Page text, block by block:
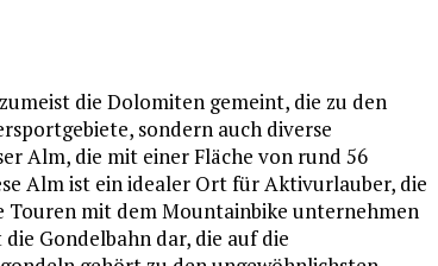
die Dolomiten gemeint, die zu den
sondern auch diverse
Alm, die mit einer Fläche von rund 56
Alm ist ein idealer Ort für Aktivurlauber, die
Touren mit dem Mountainbike unternehmen
Gondelbahn dar, die auf die